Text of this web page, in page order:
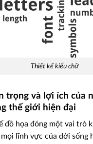
Thiết kế kiểu chữ
trọng và lợi ích của
thế giới hiện đại
đồ họa đóng một vai trò
lĩnh vực của đời sống